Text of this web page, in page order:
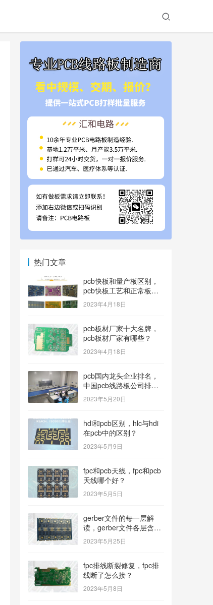
热门文章
pcb快板和量产板区别，
pcb快板工艺和正常板工
艺？
2023年4月18日
pcb板材厂家十大名牌，
pcb板材厂家有哪些？
2023年4月18日
pcb国内龙头企业排名，
中国pcb线路板公司排名
100内的有哪些？
2023年5月20日
hdi和pcb区别，hlc与hdi
在pcb中的区别？
2023年5月9日
fpc和pcb天线，fpc和pcb
天线哪个好？
2023年5月5日
gerber文件的每一层解
读，gerber文件各层含
义？
2023年5月25日
fpc排线断裂修复，fpc排
线断了怎么接？
2023年5月8日